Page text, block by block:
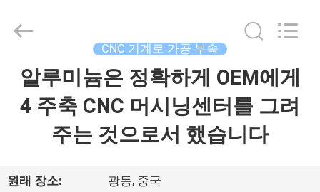
2021
Technology
CNC 기계로 가공 부속
알루미늄은 정확하게 OEM에게
4 주축 CNC 머시닝센터를 그려
주는 것으로서 했습니다
원래 장소: 광동, 중국